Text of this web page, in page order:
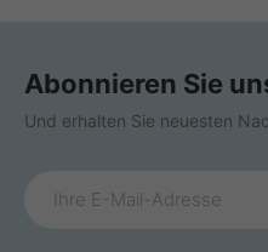
Abonnieren Sie
Und erhalten Sie neuesten